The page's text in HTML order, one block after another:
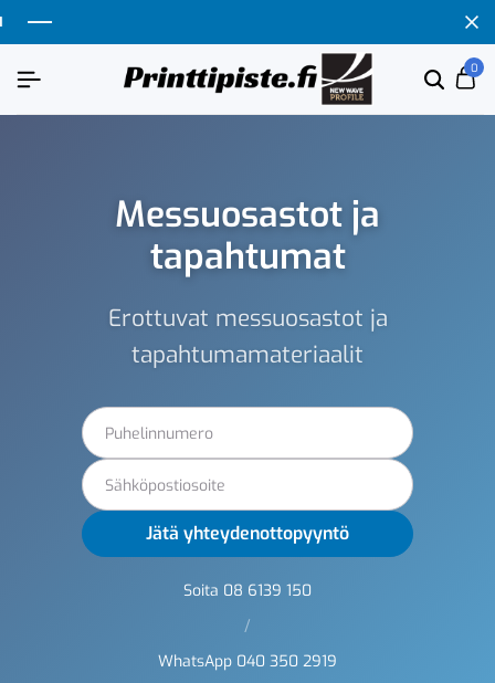
0
Messuosastot ja
tapahtumat
Erottuvat messuosastot ja
tapahtumamateriaalit
Soita 08 6139 150
/
WhatsApp 040 350 2919